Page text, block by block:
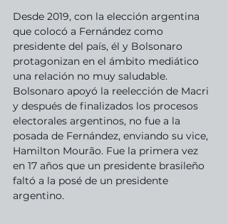
Desde 2019, con la elección argentina
que colocó a Fernández como
presidente del país, él y Bolsonaro
protagonizan en el ámbito mediático
una relación no muy saludable.
Bolsonaro apoyó la reelección de Macri
y después de finalizados los procesos
electorales argentinos, no fue a la
posada de Fernández, enviando su vice,
Hamilton Mourão. Fue la primera vez
en 17 años que un presidente brasileño
faltó a la posé de un presidente
argentino.